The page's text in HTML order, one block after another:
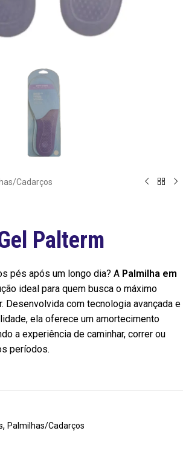
Cadarços
Palterm
pés após um longo dia? A Palmilha em
ideal para quem busca o máximo
Desenvolvida com tecnologia avançada e
ela oferece um amortecimento
a experiência de caminhar, correr ou
períodos.
, Palmilhas/Cadarços